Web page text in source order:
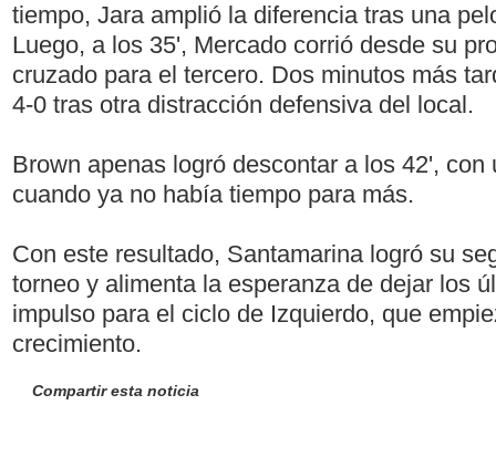
tiempo, Jara amplió la diferencia tras una
Luego, a los 35', Mercado corrió desde su
cruzado para el tercero. Dos minutos más
4-0 tras otra distracción defensiva del local.
Brown apenas logró descontar a los 42',
cuando ya no había tiempo para más.
Con este resultado, Santamarina logró su
torneo y alimenta la esperanza de dejar los
impulso para el ciclo de Izquierdo, que
crecimiento.
Compartir esta noticia